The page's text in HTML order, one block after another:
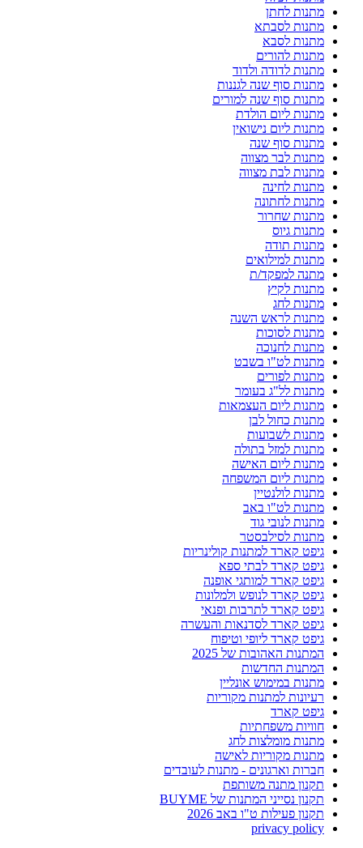
מתנות לחתן
מתנות לסבתא
מתנות לסבא
מתנות להורים
מתנות לדודה ולדוד
מתנות סוף שנה לגננות
מתנות סוף שנה למורים
מתנות ליום הולדת
מתנות ליום נישואין
מתנות סוף שנה
מתנות לבר מצווה
מתנות לבת מצווה
מתנות לחינה
מתנות לחתונה
מתנות שחרור
מתנות גיוס
מתנות תודה
מתנות למילואים
מתנה למפקד/ת
מתנות לקיץ
מתנות לחג
מתנות לראש השנה
מתנות לסוכות
מתנות לחנוכה
מתנות לט"ו בשבט
מתנות לפורים
מתנות לל"ג בעומר
מתנות ליום העצמאות
מתנות כחול לבן
מתנות לשבועות
מתנות למזל בתולה
מתנות ליום האישה
מתנות ליום המשפחה
מתנות לולנטיין
מתנות לט"ו באב
מתנות לנובי גוד
מתנות לסילבסטר
גיפט קארד למתנות קולינריות
גיפט קארד לבתי ספא
גיפט קארד למותגי אופנה
גיפט קארד לנופש ולמלונות
גיפט קארד לתרבות ופנאי
גיפט קארד לסדנאות והעשרה
גיפט קארד ליופי וטיפוח
המתנות האהובות של 2025
המתנות החדשות
מתנות במימוש אונליין
רעיונות למתנות מקוריות
גיפט קארד
חוויות משפחתיות
מתנות מומלצות לחג
מתנות מקוריות לאישה
חברות וארגונים - מתנות לעובדים
תקנון מתנה משותפת
תקנון נסייני המתנות של BUYME
תקנון פעילות ט"ו באב 2026
privacy policy